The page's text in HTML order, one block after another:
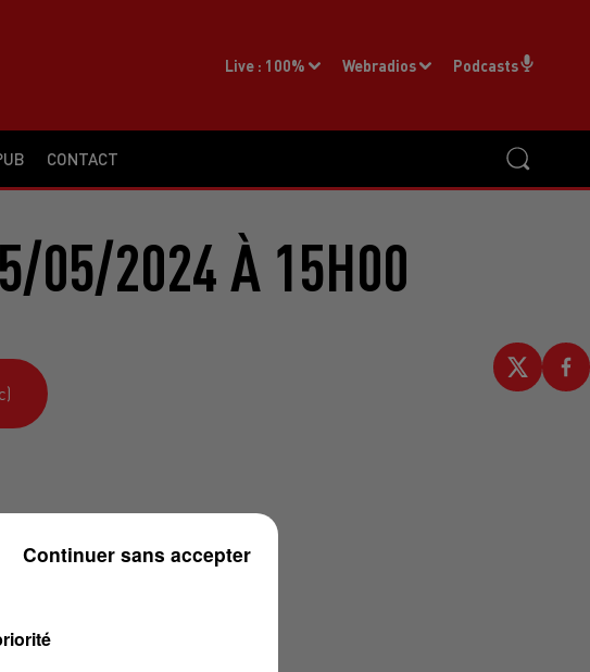
CONTACT
Live : 100% Webradios Podcasts
05/2024 À 15H00
Continuer sans accepter